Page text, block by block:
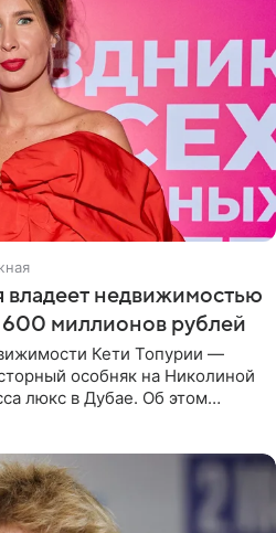
недвижимостью
миллионов рублей
Кети Топурии —
особняк на Николиной
люкс в Дубае. Об этом